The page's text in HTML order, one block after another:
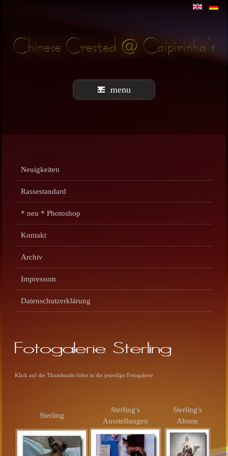
menu
Neuigkeiten
Rassestandard
* neu * Photoshop
Kontakt
Archiv
Impressum
Datenschutzerklärung
Fotogalerie Sterling
Klick auf die Thumbnails führt in die jeweilige Fotogalerie
Sterling
Sterling's
Ausstellungen
Sterling's
Ahnen